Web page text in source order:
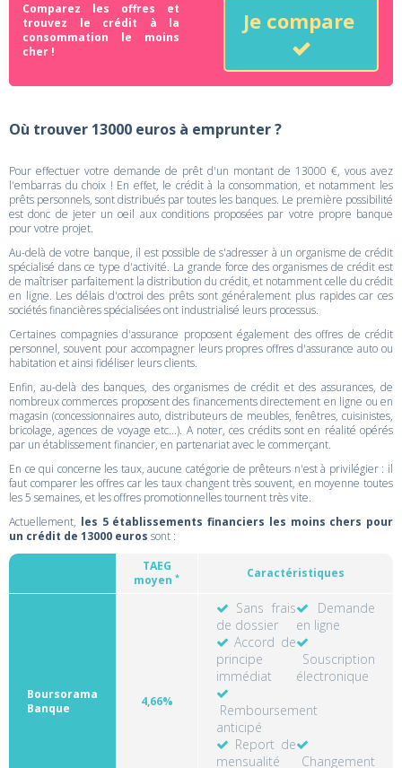
Comparez les offres et
trouvez le crédit à la
consommation le moins
cher !
Je compare
Où trouver 13000 euros à emprunter ?
Pour effectuer votre demande de prêt d'un montant de 13000 €, vous avez
l'embarras du choix ! En effet, le crédit à la consommation, et notamment les
prêts personnels, sont distribués par toutes les banques. Le première possibilité
est donc de jeter un oeil aux conditions proposées par votre propre banque
pour votre projet.
Au-delà de votre banque, il est possible de s'adresser à un organisme de crédit
spécialisé dans ce type d'activité. La grande force des organismes de crédit est
de maîtriser parfaitement la distribution du crédit, et notamment celle du crédit
en ligne. Les délais d'octroi des prêts sont généralement plus rapides car ces
sociétés financières spécialisées ont industrialisé leurs processus.
Certaines compagnies d'assurance proposent également des offres de crédit
personnel, souvent pour accompagner leurs propres offres d'assurance auto ou
habitation et ainsi fidéliser leurs clients.
Enfin, au-delà des banques, des organismes de crédit et des assurances, de
nombreux commerces proposent des financements directement en ligne ou en
magasin (concessionnaires auto, distributeurs de meubles, fenêtres, cuisinistes,
bricolage, agences de voyage etc...). A noter, ces crédits sont en réalité opérés
par un établissement financier, en partenariat avec le commerçant.
En ce qui concerne les taux, aucune catégorie de prêteurs n'est à privilégier : il
faut comparer les offres car les taux changent très souvent, en moyenne toutes
les 5 semaines, et les offres promotionnelles tournent très vite.
Actuellement, les 5 établissements financiers les moins chers pour
un crédit de 13000 euros sont :
TAEG
moyen * Caractéristiques
Boursorama
Banque
4,66%
Sans frais
de dossier
Demande
en ligne
Accord de
principe
immédiat
Souscription
électronique
Remboursement
anticipé
Report de
mensualité
Changement